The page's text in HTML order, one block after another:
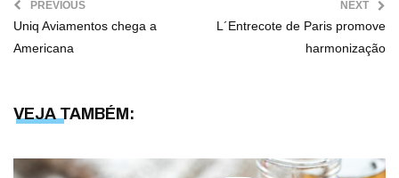
PREVIOUS
Uniq Aviamentos chega a
Americana
NEXT
L´Entrecote de Paris promove
harmonização
VEJA TAMBÉM: